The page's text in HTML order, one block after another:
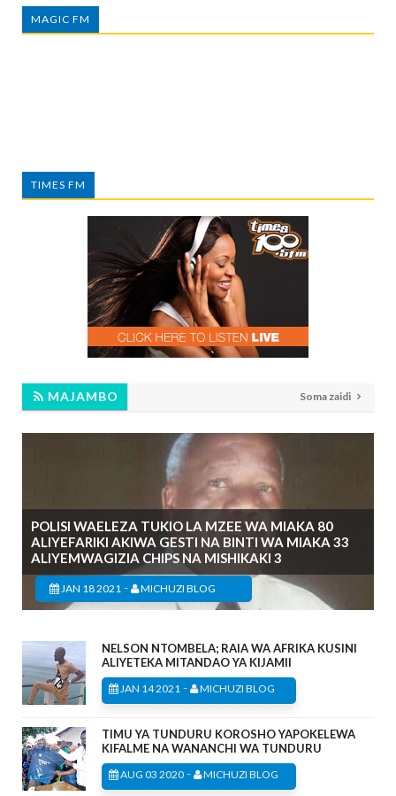
MAGIC FM
TIMES FM
MAJAMBO Soma zaidi
POLISI WAELEZA TUKIO LA MZEE WA MIAKA 80
ALIYEFARIKI AKIWA GESTI NA BINTI WA MIAKA 33
ALIYEMWAGIZIA CHIPS NA MISHIKAKI 3
JAN 18 2021 - MICHUZI BLOG
NELSON NTOMBELA; RAIA WA AFRIKA KUSINI
ALIYETEKA MITANDAO YA KIJAMII
JAN 14 2021 - MICHUZI BLOG
TIMU YA TUNDURU KOROSHO YAPOKELEWA
KIFALME NA WANANCHI WA TUNDURU
AUG 03 2020 - MICHUZI BLOG